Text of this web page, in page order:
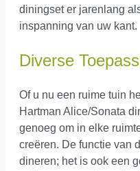
diningset er jarenlang
inspanning van uw kant.
Diverse
Of u nu een ruime tuin
Hartman Alice/Sonata
genoeg om in elke
creëren. De functie van
dineren; het is ook een